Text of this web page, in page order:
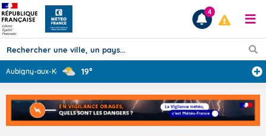
Prévisions
TOUS LES RÉSULTATS
4
Aubigny-aux-Kai ... 19°